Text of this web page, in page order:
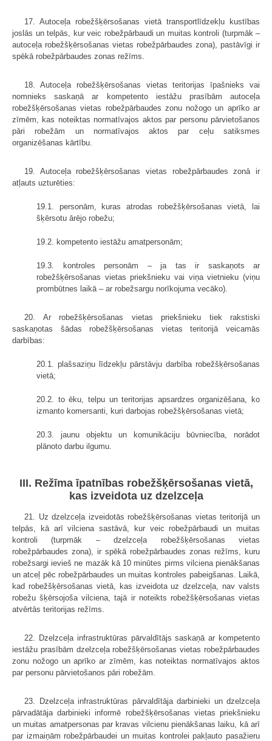
17. Autoceļa robežšķērsošanas vietā transportlīdzekļu kustības
joslās un telpās, kur veic robežpārbaudi un muitas kontroli (turpmāk –
autoceļa robežšķērsošanas vietas robežpārbaudes zona), pastāvīgi ir
spēkā robežpārbaudes zonas režīms.
18. Autoceļa robežšķērsošanas vietas teritorijas īpašnieks vai
nomnieks saskaņā ar kompetento iestāžu prasībām autoceļa
robežšķērsošanas vietas robežpārbaudes zonu nožogo un aprīko ar
zīmēm, kas noteiktas normatīvajos aktos par personu pārvietošanos
pāri robežām un normatīvajos aktos par ceļu satiksmes
organizēšanas kārtību.
19. Autoceļa robežšķērsošanas vietas robežpārbaudes zonā ir
atļauts uzturēties:
19.1. personām, kuras atrodas robežšķērsošanas vietā, lai
šķērsotu ārējo robežu;
19.2. kompetento iestāžu amatpersonām;
19.3. kontroles personām – ja tas ir saskaņots ar
robežšķērsošanas vietas priekšnieku vai viņa vietnieku (viņu
prombūtnes laikā – ar robežsargu norīkojuma vecāko).
20. Ar robežšķērsošanas vietas priekšnieku tiek rakstiski
saskaņotas šādas robežšķērsošanas vietas teritorijā veicamās
darbības:
20.1. plašsaziņu līdzekļu pārstāvju darbība robežšķērsošanas
vietā;
20.2. to ēku, telpu un teritorijas apsardzes organizēšana, ko
izmanto komersanti, kuri darbojas robežšķērsošanas vietā;
20.3. jaunu objektu un komunikāciju būvniecība, norādot
plānoto darbu ilgumu.
III. Režīma īpatnības robežšķērsošanas vietā,
kas izveidota uz dzelzceļa
21. Uz dzelzceļa izveidotās robežšķērsošanas vietas teritorijā un
telpās, kā arī vilciena sastāvā, kur veic robežpārbaudi un muitas
kontroli (turpmāk – dzelzceļa robežšķērsošanas vietas
robežpārbaudes zona), ir spēkā robežpārbaudes zonas režīms, kuru
robežsargi ievieš ne mazāk kā 10 minūtes pirms vilciena pienākšanas
un atceļ pēc robežpārbaudes un muitas kontroles pabeigšanas. Laikā,
kad robežšķērsošanas vietā, kas izveidota uz dzelzceļa, nav valsts
robežu šķērsojoša vilciena, tajā ir noteikts robežšķērsošanas vietas
atvērtās teritorijas režīms.
22. Dzelzceļa infrastruktūras pārvaldītājs saskaņā ar kompetento
iestāžu prasībām dzelzceļa robežšķērsošanas vietas robežpārbaudes
zonu nožogo un aprīko ar zīmēm, kas noteiktas normatīvajos aktos
par personu pārvietošanos pāri robežām.
23. Dzelzceļa infrastruktūras pārvaldītāja darbinieki un dzelzceļa
pārvadātāja darbinieki informē robežšķērsošanas vietas priekšnieku
un muitas amatpersonas par kravas vilcienu pienākšanas laiku, kā arī
par izmaiņām robežpārbaudei un muitas kontrolei pakļauto pasažieru